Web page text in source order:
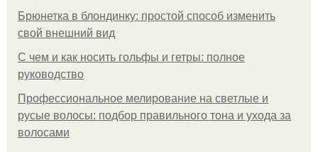
Брюнетка в блондинку: простой способ изменить
свой внешний вид
С чем и как носить гольфы и гетры: полное
руководство
Профессиональное мелирование на светлые и
русые волосы: подбор правильного тона и ухода за
волосами